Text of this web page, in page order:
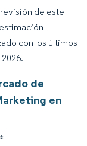
de este
con los últimos
de
en
*